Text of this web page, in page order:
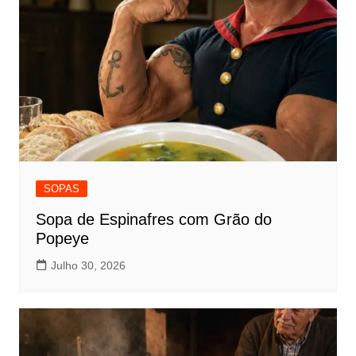
SOPAS
Sopa de Espinafres com Grão do
Popeye
Julho 30, 2026